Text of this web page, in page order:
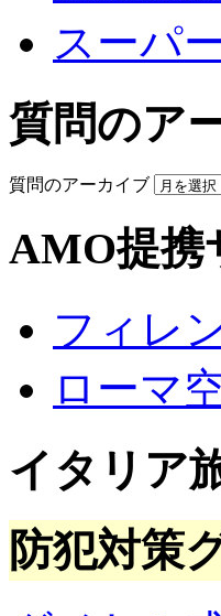
スーパ
質問のア
質問のアーカイブ
AMO提携
フィレ
ローマ
イタリア
防犯対策